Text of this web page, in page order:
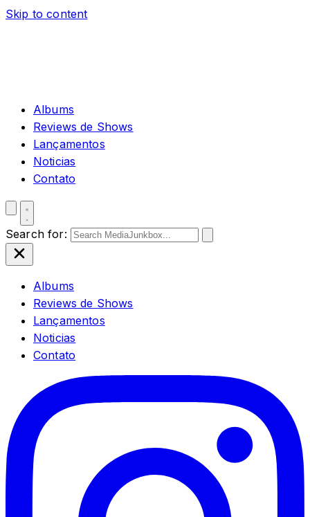
Skip to content
Albums
Reviews de Shows
Lançamentos
Noticias
Contato
Search for:
Albums
Reviews de Shows
Lançamentos
Noticias
Contato